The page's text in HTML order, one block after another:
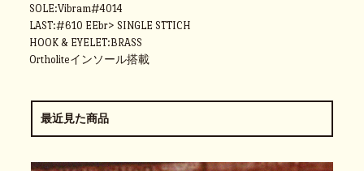
SOLE:Vibram#4014
LAST:#610 EEbr> SINGLE STTICH
HOOK & EYELET:BRASS
Ortholiteインソール搭載
最近見た商品